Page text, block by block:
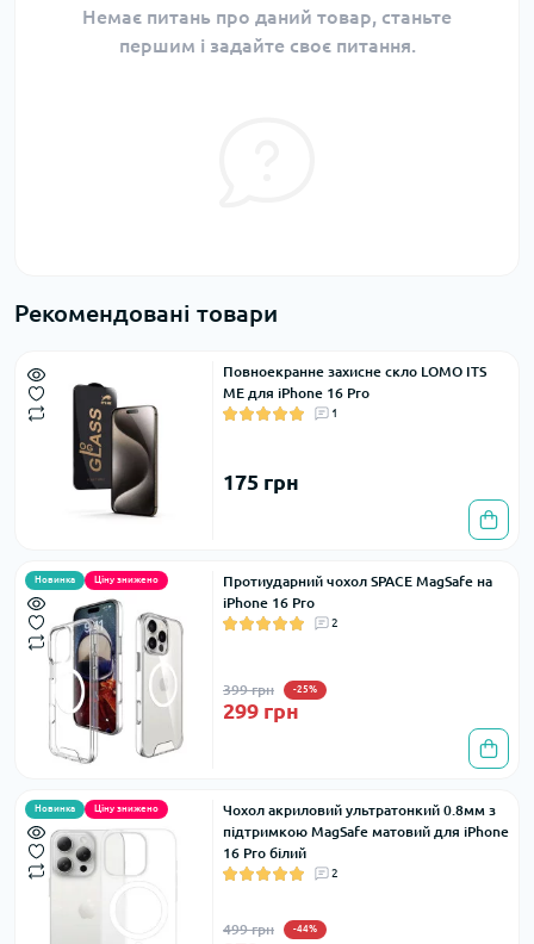
Немає питань про даний товар, станьте
першим і задайте своє питання.
Рекомендовані товари
Повноекранне захисне скло LOMO ITS
ME для iPhone 16 Pro
1
175 грн
Новинка Ціну знижено
Протиударний чохол SPACE MagSafe на
iPhone 16 Pro
2
399 грн -25%
299 грн
Новинка Ціну знижено
Чохол акриловий ультратонкий 0.8мм з
підтримкою MagSafe матовий для iPhone
16 Pro білий
2
499 грн -44%